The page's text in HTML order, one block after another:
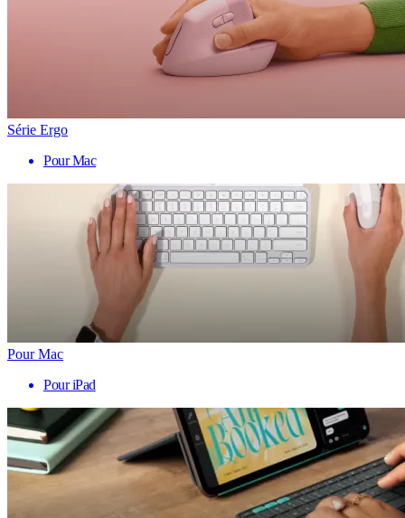
Série Ergo
Pour Mac
Pour Mac
Pour iPad